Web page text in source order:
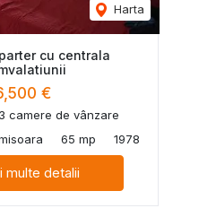
Harta
cu centrala
€
camere de vânzare
65 mp 1978
multe detalii